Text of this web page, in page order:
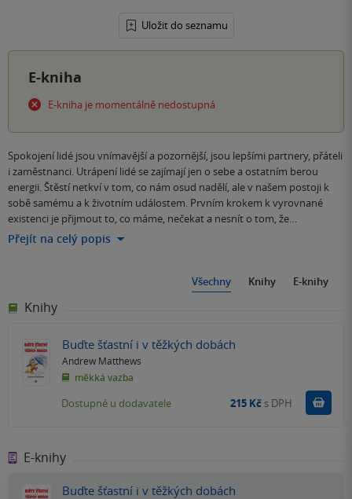
Uložit do seznamu
E-kniha
E-kniha je momentálně nedostupná
Spokojení lidé jsou vnímavější a pozornější, jsou lepšími partnery, přáteli
i zaměstnanci. Utrápení lidé se zajímají jen o sebe a ostatním berou
energii. Štěstí netkví v tom, co nám osud nadělí, ale v našem postoji k
sobě samému a k životním událostem. Prvním krokem k vyrovnané
existenci je přijmout to, co máme, nečekat a nesnít o tom, že…
Přejít na celý popis
Všechny Knihy E-knihy
Knihy
Buďte šťastní i v těžkých dobách
Andrew Matthews
měkká vazba
Dostupné u dodavatele 215 Kč s DPH
E-knihy
Buďte šťastní i v těžkých dobách